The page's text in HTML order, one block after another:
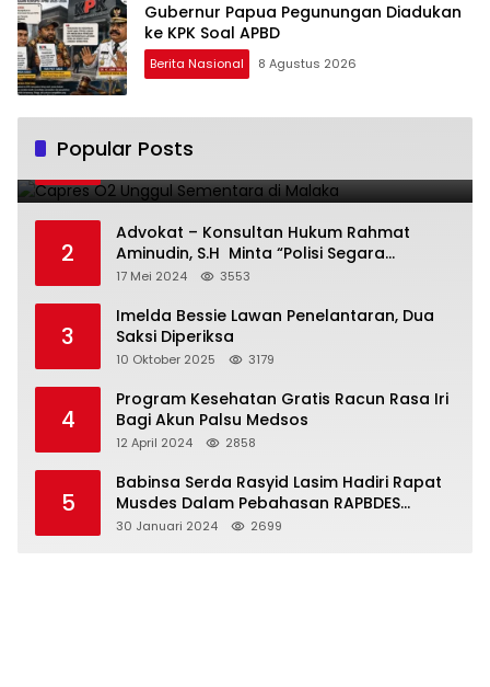
Gubernur Papua Pegunungan Diadukan
ke KPK Soal APBD
Berita Nasional 8 Agustus 2026
Popular Posts
1 Capres O2 Unggul Sementara di Malaka
2
Advokat – Konsultan Hukum Rahmat
Aminudin, S.H Minta “Polisi Segara
Tuntaskan Kasus Vina”
17 Mei 2024 3553
3
Imelda Bessie Lawan Penelantaran, Dua
Saksi Diperiksa
10 Oktober 2025 3179
4
Program Kesehatan Gratis Racun Rasa Iri
Bagi Akun Palsu Medsos
12 April 2024 2858
5
Babinsa Serda Rasyid Lasim Hadiri Rapat
Musdes Dalam Pebahasan RAPBDES
Bereliku 2024
30 Januari 2024 2699